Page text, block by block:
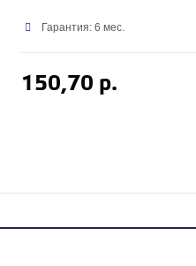
Гарантия: 6 мес.
150,70 р.